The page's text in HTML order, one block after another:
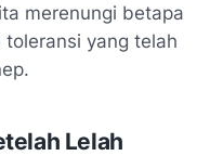
merenungi betapa
yang telah
Lelah